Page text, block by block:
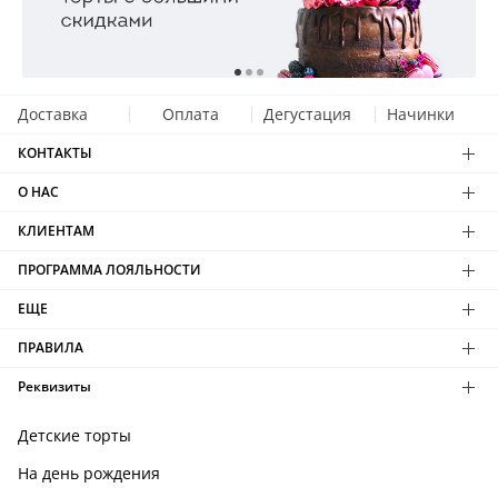
Доставка Оплата Дегустация Начинки
КОНТАКТЫ
О НАС
КЛИЕНТАМ
ПРОГРАММА ЛОЯЛЬНОСТИ
ЕЩЕ
ПРАВИЛА
Реквизиты
Детские торты
На день рождения